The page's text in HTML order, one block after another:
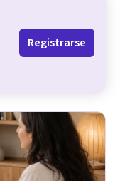
Registrarse